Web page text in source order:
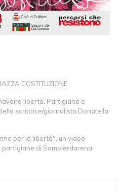
COSTITUZIONE
libertà. Partigiane e
scrittrice/giornalista Donatella
per la libertà", un video
di Sampierdarena.